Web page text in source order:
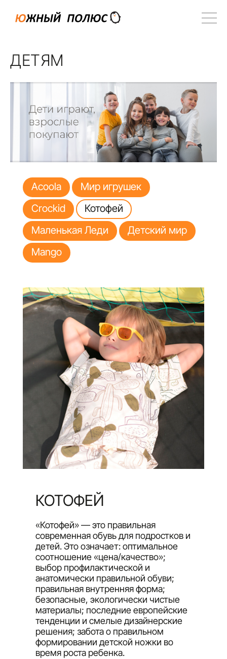
ДЕТЯМ
Acoola
Мир игрушек
Crockid
Котофей
Маленькая Леди
Детский мир
Mango
КОТОФЕЙ
«Котофей» — это правильная
современная обувь для подростков и
детей. Это означает: оптимальное
соотношение «цена/качество»;
выбор профилактической и
анатомически правильной обуви;
правильная внутренняя форма;
безопасные, экологически чистые
материалы; последние европейские
тенденции и смелые дизайнерские
решения; забота о правильном
формировании детской ножки во
время роста ребенка.